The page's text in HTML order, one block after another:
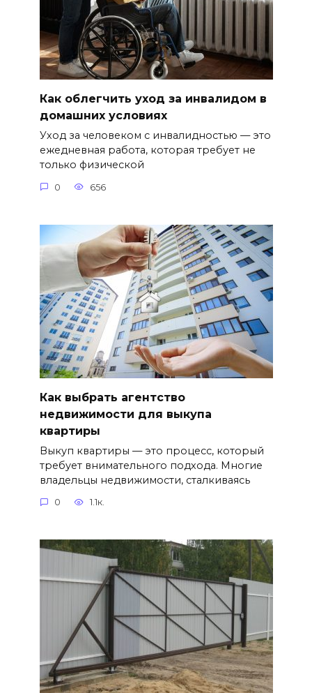
Как облегчить уход за инвалидом в
домашних условиях
Уход за человеком с инвалидностью — это
ежедневная работа, которая требует не
только физической
0 656
Как выбрать агентство
недвижимости для выкупа
квартиры
Выкуп квартиры — это процесс, который
требует внимательного подхода. Многие
владельцы недвижимости, сталкиваясь
0 1.1к.